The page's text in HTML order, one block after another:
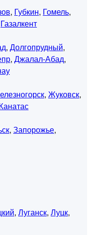
, Губкин, Гомель,
Газалкент
, Долгопрудный,
, Джалал-Абад,
, Жуковск,
, Запорожье,
, Луганск, Луцк,